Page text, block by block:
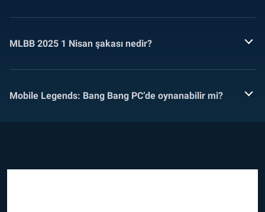
MLBB 2025 1 Nisan şakası nedir?
Mobile Legends: Bang Bang PC’de oynanabilir mi?